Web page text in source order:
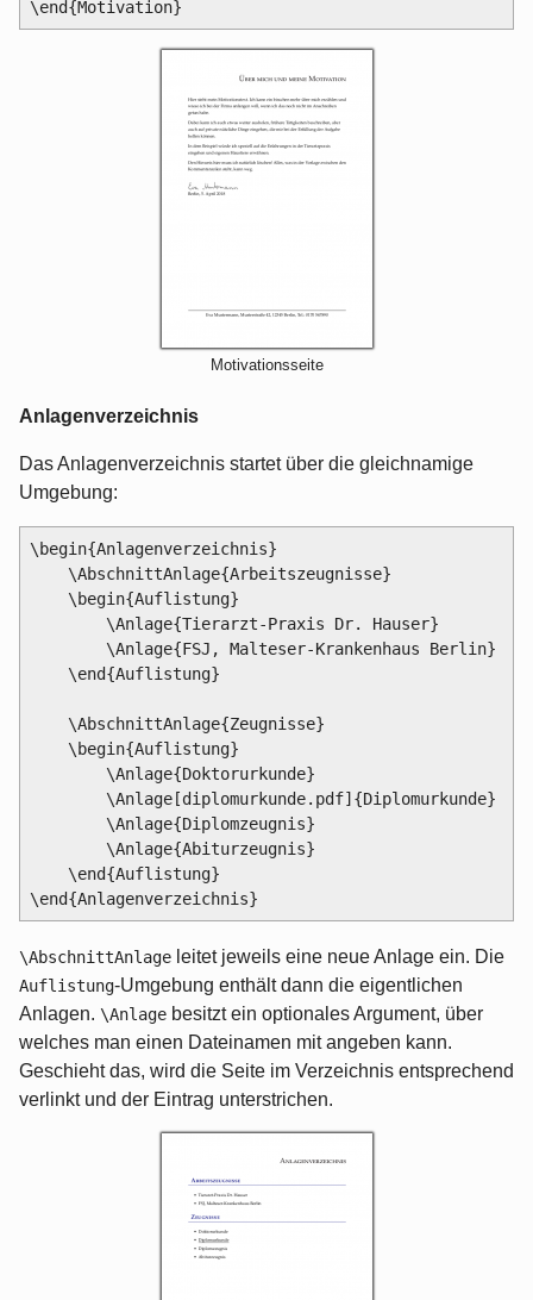
Motivationsseite
Anlagenverzeichnis
Das Anlagenverzeichnis startet über die gleichnamige
Umgebung:
\begin{Anlagenverzeichnis}
\AbschnittAnlage leitet jeweils eine neue Anlage ein. Die
Auflistung-Umgebung enthält dann die eigentlichen
Anlagen. \Anlage besitzt ein optionales Argument, über
welches man einen Dateinamen mit angeben kann.
Geschieht das, wird die Seite im Verzeichnis entsprechend
verlinkt und der Eintrag unterstrichen.